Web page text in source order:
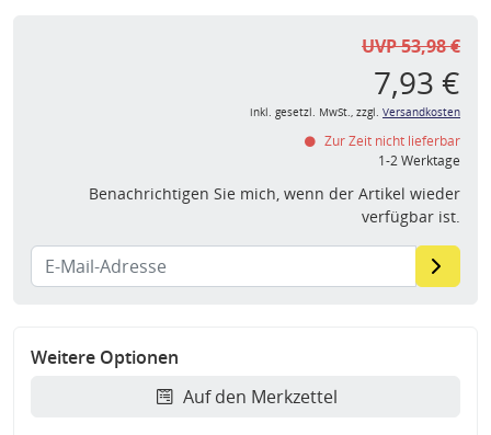
UVP 53,98 €
7,93 €
inkl. gesetzl. MwSt., zzgl. Versandkosten
Zur Zeit nicht lieferbar
1-2 Werktage
Benachrichtigen Sie mich, wenn der Artikel wieder
verfügbar ist.
Weitere Optionen
Auf den Merkzettel